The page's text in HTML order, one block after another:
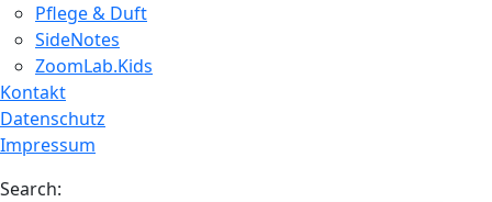
Pflege & Duft
SideNotes
ZoomLab.Kids
Kontakt
Datenschutz
Impressum
Search: